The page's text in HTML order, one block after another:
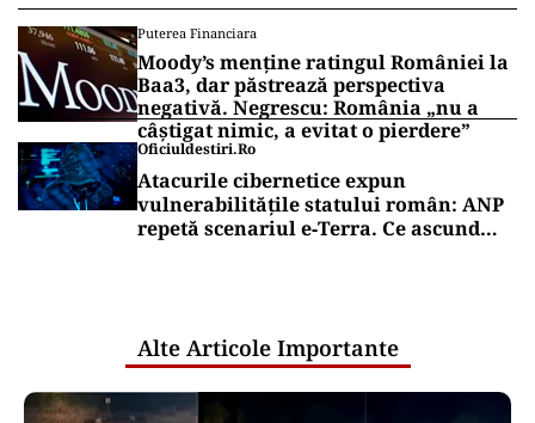
Puterea Financiara
Moody’s menține ratingul României la
Baa3, dar păstrează perspectiva
negativă. Negrescu: România „nu a
câștigat nimic, a evitat o pierdere”
Oficiuldestiri.ro
Atacurile cibernetice expun
vulnerabilitățile statului român: ANP
repetă scenariul e‑Terra. Ce ascund
Alte Articole Importante